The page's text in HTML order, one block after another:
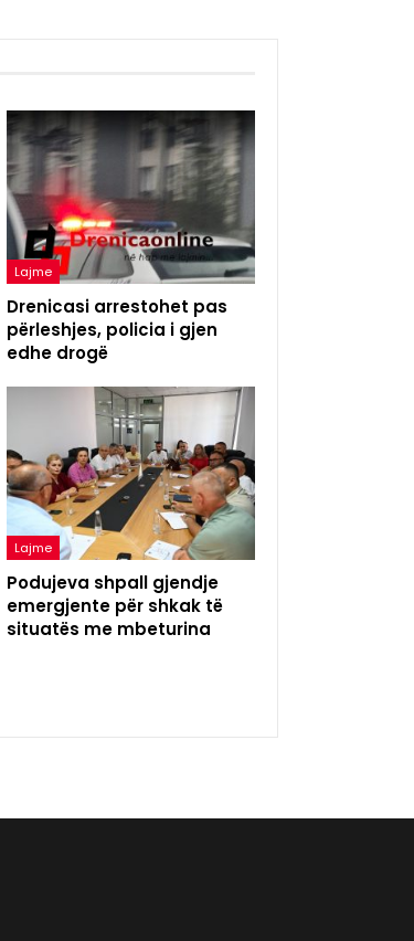
Lajme
Drenicasi arrestohet pas
përleshjes, policia i gjen
edhe drogë
Lajme
Podujeva shpall gjendje
emergjente për shkak të
situatës me mbeturina